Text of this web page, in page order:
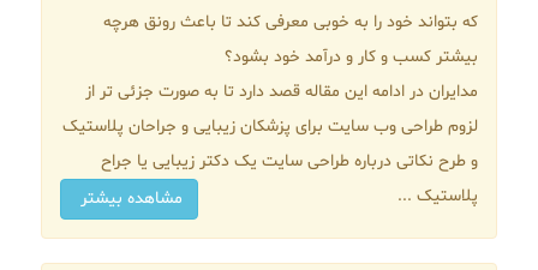
که بتواند خود را به خوبی معرفی کند تا باعث رونق هرچه
بیشتر کسب و کار و درآمد خود بشود؟
مدایران در ادامه این مقاله قصد دارد تا به صورت جزئی تر از
لزوم طراحی وب سایت برای پزشکان زیبایی و جراحان پلاستیک
و طرح نکاتی درباره طراحی سایت یک دکتر زیبایی یا جراح
پلاستیک ...
مشاهده بیشتر